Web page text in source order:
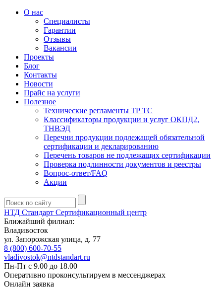
О нас
Специалисты
Гарантии
Отзывы
Вакансии
Проекты
Блог
Контакты
Новости
Прайс на услуги
Полезное
Технические регламенты ТР ТС
Классификаторы продукции и услуг ОКПД2,
ТНВЭД
Перечни продукции подлежащей обязательной
сертификации и декларированию
Перечень товаров не подлежащих сертификации
Проверка подлинности документов и реестры
Вопрос-ответ/FAQ
Акции
НТД Стандарт Сертификационный центр
Ближайший филиал:
Владивосток
ул. Запорожская улица, д. 77
8 (800) 600-70-55
vladivostok@ntdstandart.ru
Пн-Пт с 9.00 до 18.00
Оперативно проконсультируем в мессенджерах
Онлайн заявка